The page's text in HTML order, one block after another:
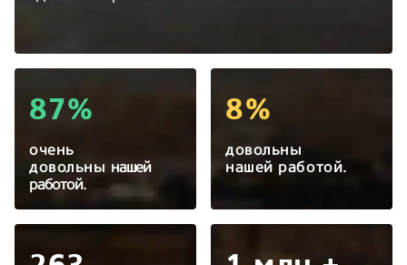
87%
очень
довольны нашей
работой.
8%
довольны
нашей работой.